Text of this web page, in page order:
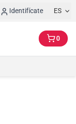
Identifícate ES
0